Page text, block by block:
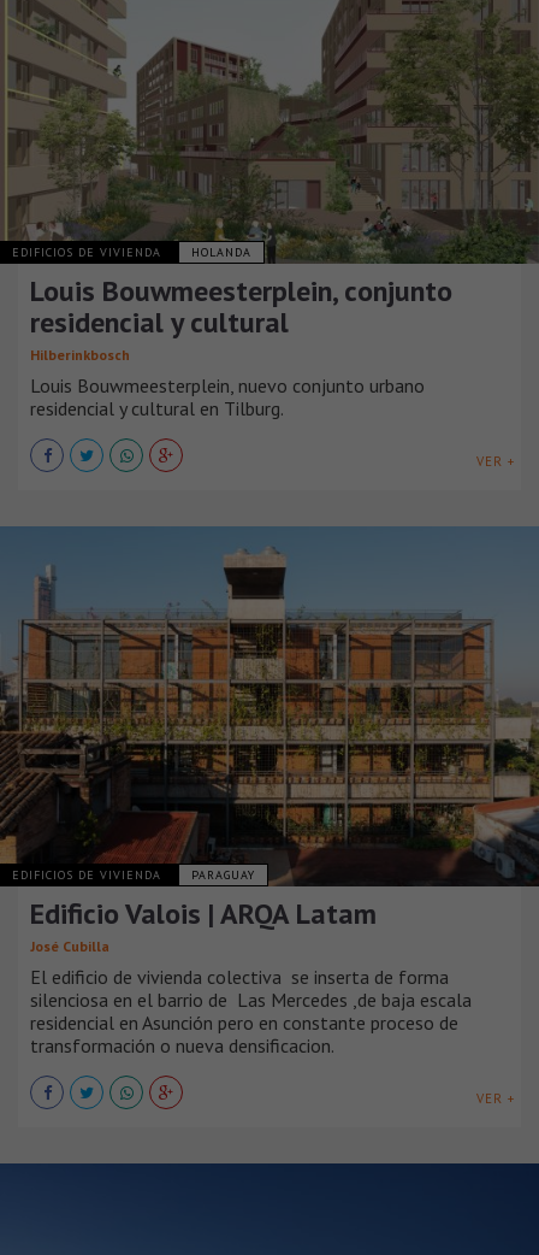
EDIFICIOS DE VIVIENDA HOLANDA
Louis Bouwmeesterplein, conjunto
residencial y cultural
Hilberinkbosch
Louis Bouwmeesterplein, nuevo conjunto urbano
residencial y cultural en Tilburg.
VER +
EDIFICIOS DE VIVIENDA PARAGUAY
Edificio Valois | ARQA Latam
José Cubilla
El edificio de vivienda colectiva se inserta de forma
silenciosa en el barrio de Las Mercedes ,de baja escala
residencial en Asunción pero en constante proceso de
transformación o nueva densificacion.
VER +